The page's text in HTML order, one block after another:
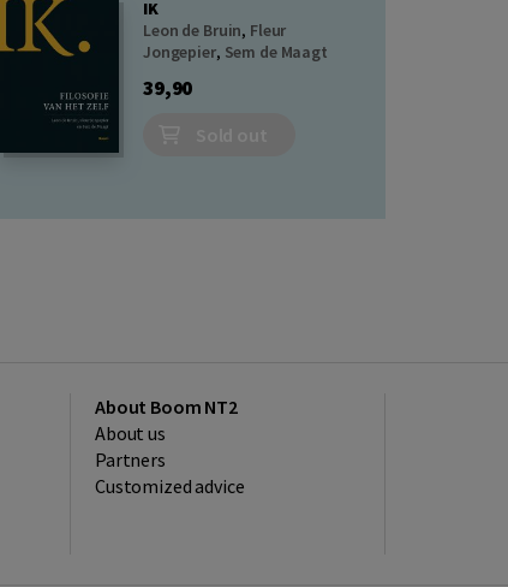
IK
Leon de Bruin, Fleur
Jongepier, Sem de Maagt
39,90
About Boom NT2
About us
Partners
Customized advice